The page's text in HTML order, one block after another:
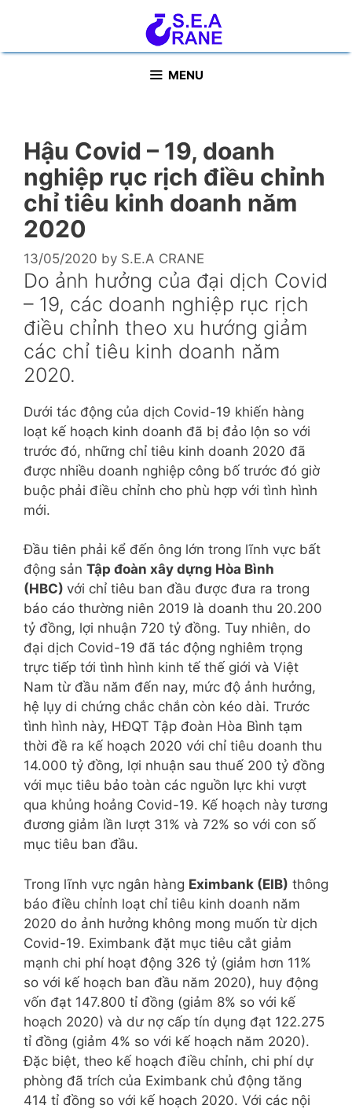
content
MENU
Hậu Covid – 19, doanh
nghiệp rục rịch điều chỉnh
chỉ tiêu kinh doanh năm
2020
13/05/2020 by S.E.A CRANE
Do ảnh hưởng của đại dịch Covid
– 19, các doanh nghiệp rục rịch
điều chỉnh theo xu hướng giảm
các chỉ tiêu kinh doanh năm
2020.
Dưới tác động của dịch Covid-19 khiến hàng
loạt kế hoạch kinh doanh đã bị đảo lộn so với
trước đó, những chỉ tiêu kinh doanh 2020 đã
được nhiều doanh nghiệp công bố trước đó giờ
buộc phải điều chỉnh cho phù hợp với tình hình
mới.
Đầu tiên phải kể đến ông lớn trong lĩnh vực bất
động sản Tập đoàn xây dựng Hòa Bình
(HBC) với chỉ tiêu ban đầu được đưa ra trong
báo cáo thường niên 2019 là doanh thu 20.200
tỷ đồng, lợi nhuận 720 tỷ đồng. Tuy nhiên, do
đại dịch Covid-19 đã tác động nghiêm trọng
trực tiếp tới tình hình kinh tế thế giới và Việt
Nam từ đầu năm đến nay, mức độ ảnh hưởng,
hệ lụy di chứng chắc chắn còn kéo dài. Trước
tình hình này, HĐQT Tập đoàn Hòa Bình tạm
thời đề ra kế hoạch 2020 với chỉ tiêu doanh thu
14.000 tỷ đồng, lợi nhuận sau thuế 200 tỷ đồng
với mục tiêu bảo toàn các nguồn lực khi vượt
qua khủng hoảng Covid-19. Kế hoạch này tương
đương giảm lần lượt 31% và 72% so với con số
mục tiêu ban đầu.
Trong lĩnh vực ngân hàng Eximbank (EIB) thông
báo điều chỉnh loạt chỉ tiêu kinh doanh năm
2020 do ảnh hưởng không mong muốn từ dịch
Covid-19. Eximbank đặt mục tiêu cắt giảm
mạnh chi phí hoạt động 326 tỷ (giảm hơn 11%
so với kế hoạch ban đầu năm 2020), huy động
vốn đạt 147.800 tỉ đồng (giảm 8% so với kế
hoạch 2020) và dư nợ cấp tín dụng đạt 122.275
tỉ đồng (giảm 4% so với kế hoạch năm 2020).
Đặc biệt, theo kế hoạch điều chỉnh, chi phí dự
phòng đã trích của Eximbank chủ động tăng
414 tỉ đồng so với kế hoạch 2020. Với các nội